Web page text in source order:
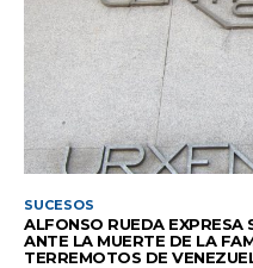
SUCESOS
ALFONSO RUEDA EXPRESA
ANTE LA MUERTE DE LA
TERREMOTOS DE